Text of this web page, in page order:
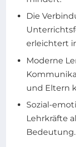
Die
erleichtert
Moderne
und Eltern
Sozial-
Lehrkräfte
Bedeutung.